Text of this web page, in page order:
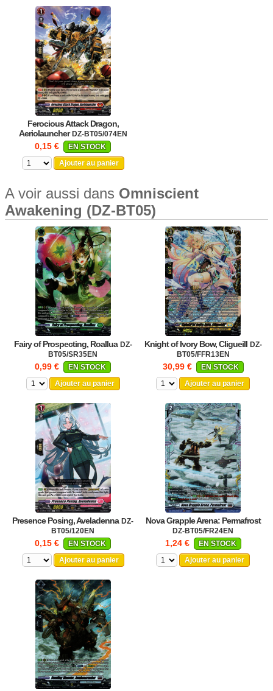
Ferocious Attack Dragon,
Aeriolauncher DZ-BT05/074EN
0,15 €
EN STOCK
Ajouter au panier
A voir aussi dans Omniscient
Awakening (DZ-BT05)
Fairy of Prospecting, Roallua DZ-
BT05/SR35EN
0,99 €
EN STOCK
Ajouter au panier
Knight of Ivory Bow, Cligueill DZ-
BT05/FFR13EN
30,99 €
EN STOCK
Ajouter au panier
Presence Posing, Aveladenna DZ-
BT05/120EN
0,15 €
EN STOCK
Ajouter au panier
Nova Grapple Arena: Permafrost
DZ-BT05/FR24EN
1,24 €
EN STOCK
Ajouter au panier